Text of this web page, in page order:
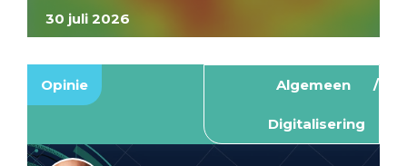
30 juli 2026
Opinie Algemeen
Digitalisering